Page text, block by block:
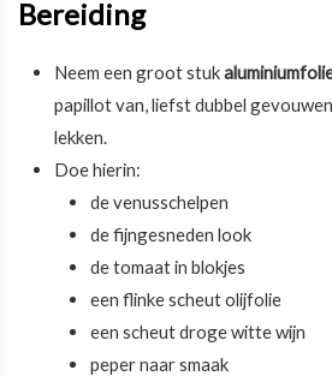
Bereiding
Neem een groot stuk
papillot van, liefst dubbel
lekken.
Doe hierin:
de venusschelpen
de fijngesneden look
de tomaat in blokjes
een flinke scheut olijfolie
een scheut droge witte wijn
peper naar smaak